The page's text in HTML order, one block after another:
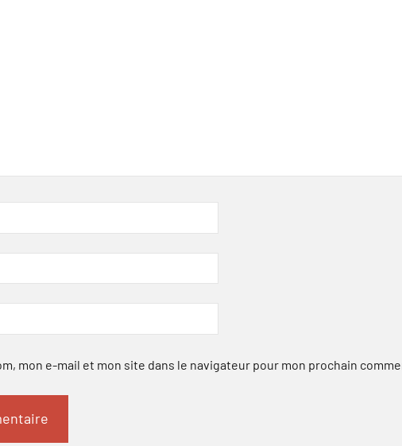
mon e-mail et mon site dans le navigateur pour mon prochain